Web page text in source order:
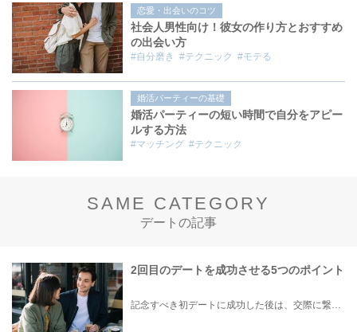
恋愛・出会いのコツ
社会人男性向け！彼女の作り方とおすすめ
の出会い方
#自分磨き #テクニック #モテる
婚活パーティーの基礎
婚活パーティーの短い時間で自分をアピー
ルする方法
#マッチング #テクニック
SAME CATEGORY
デートの記事
2回目のデートを成功させる5つのポイント